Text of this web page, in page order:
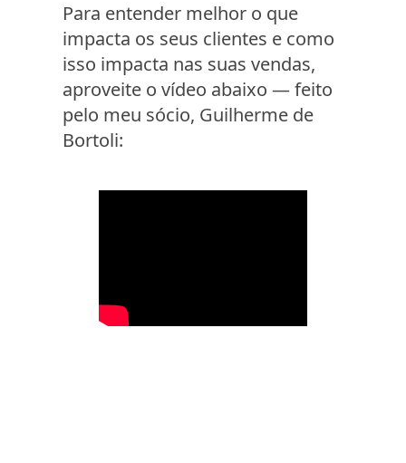
Para entender melhor o que
impacta os seus clientes e como
isso impacta nas suas vendas,
aproveite o vídeo abaixo — feito
pelo meu sócio, Guilherme de
Bortoli: